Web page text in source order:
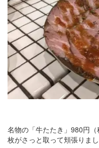
名物の「牛たたき」980円
枚がさっと取って頬張りまし